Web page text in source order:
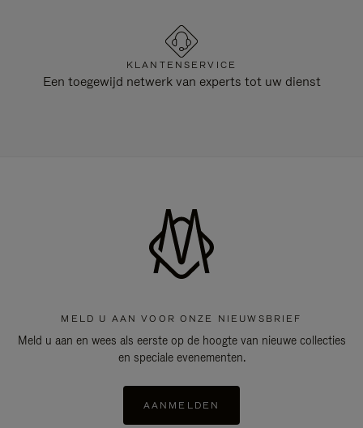
KLANTENSERVICE
Een toegewijd netwerk van experts tot uw dienst
MELD U AAN VOOR ONZE NIEUWSBRIEF
Meld u aan en wees als eerste op de hoogte van nieuwe collecties
en speciale evenementen.
AANMELDEN